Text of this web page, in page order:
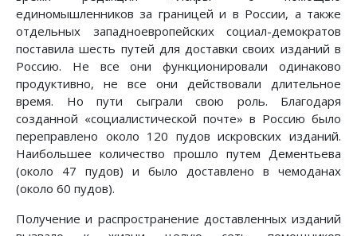
единомышленников за границей и в России, а также
отдельных западноевропейских социал-демократов
поставила шесть путей для доставки своих изданий в
Россию. Не все они функционировали одинаково
продуктивно, не все они действовали длительное
время. Но пути сыграли свою роль. Благодаря
созданной «социалистической почте» в Россию было
переправлено около 120 пудов искровских изданий.
Наибольшее количество прошло путем Дементьева
(около 47 пудов) и было доставлено в чемоданах
(около 60 пудов).
Получение и распространение доставленных изданий